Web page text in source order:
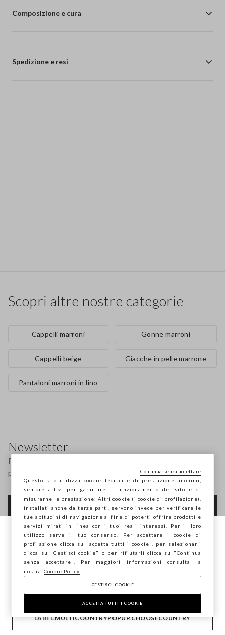
Composizione e cura
Spedizione e resi
Scopri altre nostre categorie
Cappelli marroni Gonne marroni
Cappelli beige Giacche in pelle marrone
Pantaloni marroni in lino
AIUTO
Newsletter
Ricevi informazioni su nuovi drop, collezioni e
promozioni. Per te -10% di sconto.
FOOTER.NEWSLETTER.SUBSCRIBE
Seguici su
Stai navigando su STEFANEL Italia, vuoi
salvare la tua posizione?
CONFERMA
LABEL.MULTICOUNTRYPOPUP.CHOOSECOUNTRY
Questo sito utilizza cookie tecnici e di prestazione anonimi,
sempre attivi per garantire il funzionamento del sito e di
misurarne le prestazione; Altri cookie (i cookie di profilazione),
installati anche da terze parti, servono invece per verificare le
tue abitudini di navigazione al fine di poterti offrire prodotti e
servizi mirati in linea con i tuoi reali interessi. Per il loro
utilizzo serve il tuo consenso. Per accettare i cookie di
profilazione clicca su "accetta tutti i cookie", per selezionarli
clicca su "Gestisci cookie" o per rifiutarli clicca su "Continua
senza accettare". Per maggiori informazioni consulta la
nostra
Cookie Policy
GESTISCI COOKIE
ACCETTA TUTTI I COOKIE
Continua senza accettare